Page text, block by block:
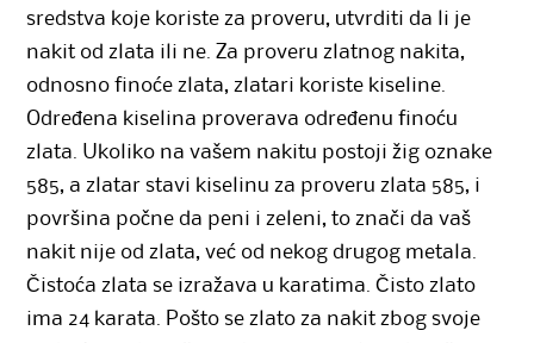
sredstva koje koriste za proveru, utvrditi da li je
nakit od zlata ili ne. Za proveru zlatnog nakita,
odnosno finoće zlata, zlatari koriste kiseline.
Određena kiselina proverava određenu finoću
zlata. Ukoliko na vašem nakitu postoji žig oznake
585, a zlatar stavi kiselinu za proveru zlata 585, i
površina počne da peni i zeleni, to znači da vaš
nakit nije od zlata, već od nekog drugog metala.
Čistoća zlata se izražava u karatima. Čisto zlato
ima 24 karata. Pošto se zlato za nakit zbog svoje